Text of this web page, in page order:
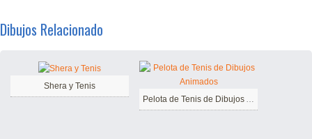
Dibujos Relacionado
Shera y Tenis
Pelota de Tenis de Dibujos Animados